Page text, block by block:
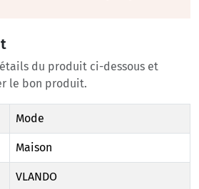
du produit ci-dessous et
le bon produit.
Mode
Maison
VLANDO